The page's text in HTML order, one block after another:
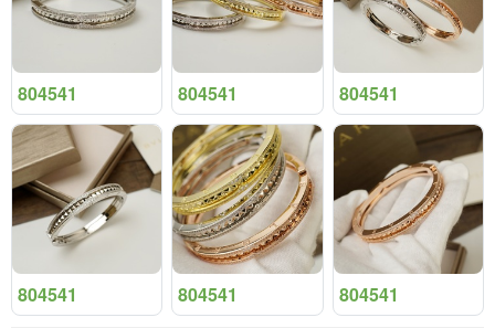
804541 804541 804541
804541 804541 804541